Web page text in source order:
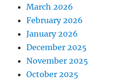
March 2026
February 2026
January 2026
December 2025
November 2025
October 2025